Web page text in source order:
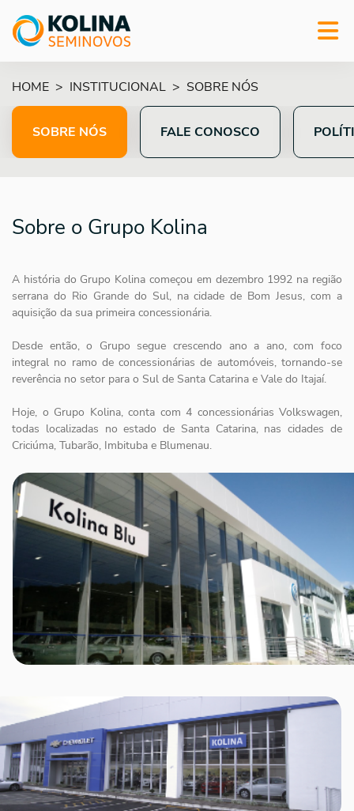
HOME INSTITUCIONAL SOBRE NÓS
SOBRE NÓS FALE CONOSCO
Sobre o Grupo Kolina
A história do Grupo Kolina começou em dezembro 1992 na região
serrana do Rio Grande do Sul, na cidade de Bom Jesus, com a
aquisição da sua primeira concessionária.
Desde então, o Grupo segue crescendo ano a ano, com foco
integral no ramo de concessionárias de automóveis, tornando-se
reverência no setor para o Sul de Santa Catarina e Vale do Itajaí.
Hoje, o Grupo Kolina, conta com 4 concessionárias Volkswagen,
todas localizadas no estado de Santa Catarina, nas cidades de
Criciúma, Tubarão, Imbituba e Blumenau.